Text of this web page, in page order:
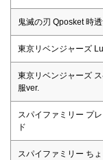
鬼滅の刃 Qposket 時
東京リベンジャーズ
東京リベンジャーズ
服ver.
スパイファミリー プ
ド
スパイファミリー ち